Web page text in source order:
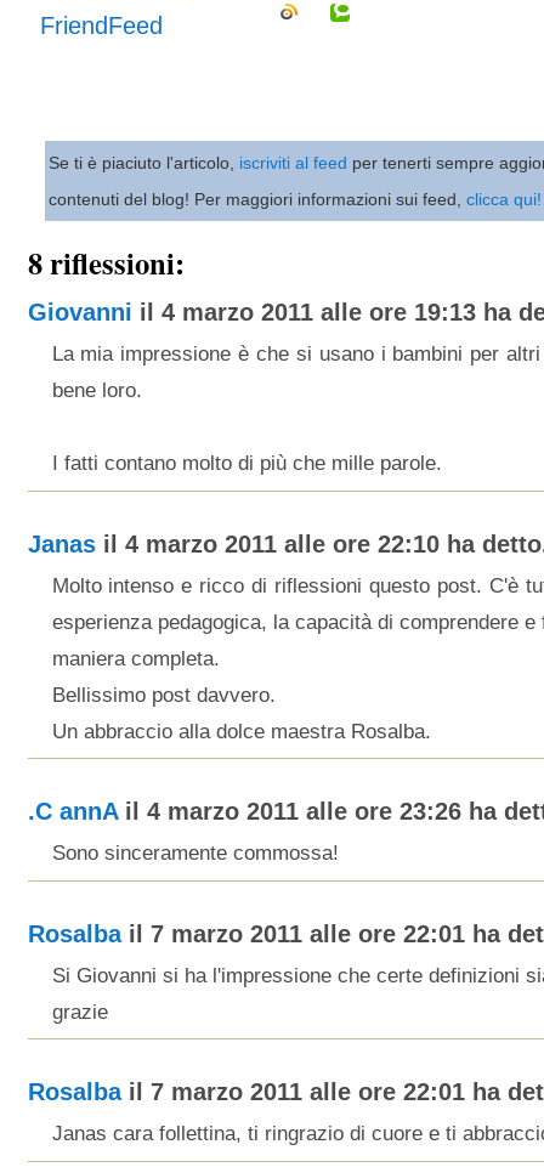
Se ti è piaciuto l'articolo, iscriviti al feed per tenerti sempre
contenuti del blog! Per maggiori informazioni sui feed, clicca qui!
8 riflessioni:
Giovanni il 4 marzo 2011 alle ore 19:13 ha
La mia impressione è che si usano i bambini per
bene loro.
I fatti contano molto di più che mille parole.
Janasil 4 marzo 2011 alle ore 22:10 ha
Molto intenso e ricco di riflessioni questo post. C'è
esperienza pedagogica, la capacità di comprendere
maniera completa.
Bellissimo post davvero.
Un abbraccio alla dolce maestra Rosalba.
.C annAil 4 marzo 2011 alle ore 23:26 ha
Sono sinceramente commossa!
Rosalbail 7 marzo 2011 alle ore 22:01 ha
Si Giovanni si ha l'impressione che certe definizioni
grazie
Rosalbail 7 marzo 2011 alle ore 22:01 ha
Janas cara follettina, ti ringrazio di cuore e ti